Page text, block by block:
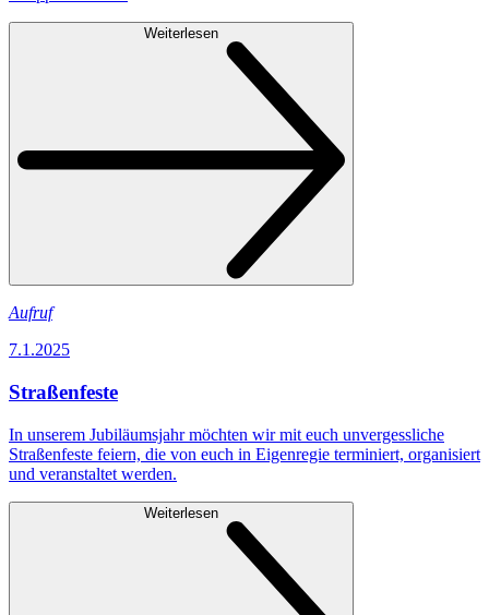
Weiterlesen
Aufruf
7.1.2025
Straßenfeste
In unserem Jubiläumsjahr möchten wir mit euch unvergessliche
Straßenfeste feiern, die von euch in Eigenregie terminiert, organisiert
und veranstaltet werden.
Weiterlesen